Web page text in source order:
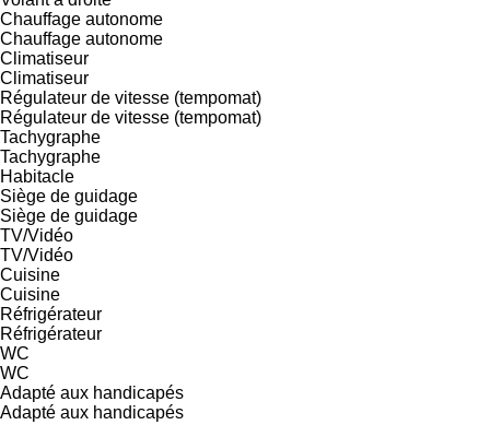
Chauffage autonome
Chauffage autonome
Climatiseur
Climatiseur
Régulateur de vitesse (tempomat)
Régulateur de vitesse (tempomat)
Tachygraphe
Tachygraphe
Habitacle
Siège de guidage
Siège de guidage
TV/Vidéo
TV/Vidéo
Cuisine
Cuisine
Réfrigérateur
Réfrigérateur
WC
WC
Adapté aux handicapés
Adapté aux handicapés